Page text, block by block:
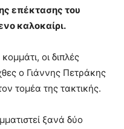
επέκτασης του
καλοκαίρι.
οι διπλές
ο Γιάννης Πετράκης
τομέα της τακτικής.
ξανά δύο